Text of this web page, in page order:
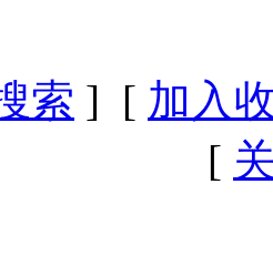
索 ] [ 加入
[